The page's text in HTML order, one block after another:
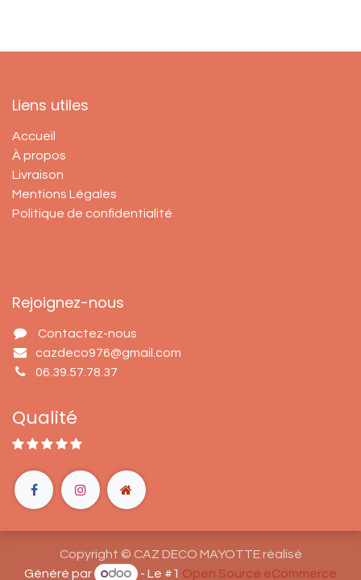
Liens utiles
Accueil
À propos
Livraison
Mentions Légales
Politique de confidentialité
Rejoignez-nous
Contactez-nous
cazdeco976@gmail.com
06.39.57.78.37
Qualité
Copyright © CAZ DECO MAYOTTE réalisé
Généré par
- Le #1 Open Source eCommerce